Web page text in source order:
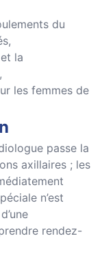
du
la
les femmes de
passe la
axillaires ; les
n’est
rendez-